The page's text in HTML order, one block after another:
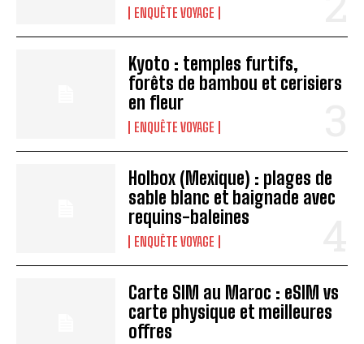
ENQUÊTE VOYAGE
Kyoto : temples furtifs,
forêts de bambou et cerisiers
en fleur
ENQUÊTE VOYAGE
Holbox (Mexique) : plages de
sable blanc et baignade avec
requins-baleines
ENQUÊTE VOYAGE
Carte SIM au Maroc : eSIM vs
carte physique et meilleures
offres